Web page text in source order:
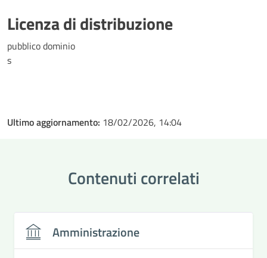
Licenza di distribuzione
pubblico dominio
s
Ultimo aggiornamento: 18/02/2026, 14:04
Contenuti correlati
Amministrazione